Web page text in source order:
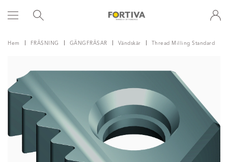
Hem FRÄSNING GÄNGFRÄSAR Vändskär Thread Milling Standard